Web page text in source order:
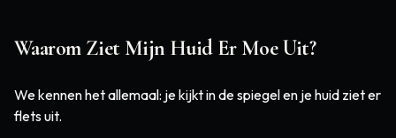
Waarom Ziet Mijn Huid Er Moe Uit?
We kennen het allemaal: je kijkt in de spiegel en je huid ziet er
flets uit.